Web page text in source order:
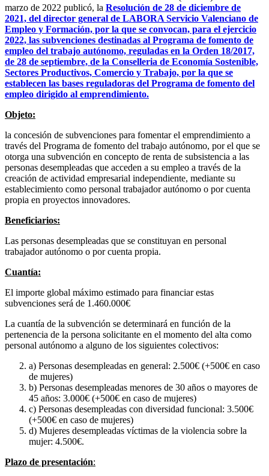
marzo de 2022 publicó, la Resolución de 28 de diciembre de
2021, del director general de LABORA Servicio Valenciano de
Empleo y Formación, por la que se convocan, para el ejercicio
2022, las subvenciones destinadas al Programa de fomento de
empleo del trabajo autónomo, reguladas en la Orden 18/2017,
de 28 de septiembre, de la Conselleria de Economía Sostenible,
Sectores Productivos, Comercio y Trabajo, por la que se
establecen las bases reguladoras del Programa de fomento del
empleo dirigido al emprendimiento.
Objeto:
la concesión de subvenciones para fomentar el emprendimiento a
través del Programa de fomento del trabajo autónomo, por el que se
otorga una subvención en concepto de renta de subsistencia a las
personas desempleadas que acceden a su empleo a través de la
creación de actividad empresarial independiente, mediante su
establecimiento como personal trabajador autónomo o por cuenta
propia en proyectos innovadores.
Beneficiarios:
Las personas desempleadas que se constituyan en personal
trabajador autónomo o por cuenta propia.
Cuantía:
El importe global máximo estimado para financiar estas
subvenciones será de 1.460.000€
La cuantía de la subvención se determinará en función de la
pertenencia de la persona solicitante en el momento del alta como
personal autónomo a alguno de los siguientes colectivos:
a) Personas desempleadas en general: 2.500€ (+500€ en caso
de mujeres)
b) Personas desempleadas menores de 30 años o mayores de
45 años: 3.000€ (+500€ en caso de mujeres)
c) Personas desempleadas con diversidad funcional: 3.500€
(+500€ en caso de mujeres)
d) Mujeres desempleadas víctimas de la violencia sobre la
mujer: 4.500€.
Plazo de presentación: